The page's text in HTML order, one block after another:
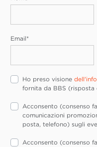
Email*
Ho preso visione
fornita da BBS
Acconsento (consenso
comunicazioni
posta, telefono) sugli
Acconsento (consenso